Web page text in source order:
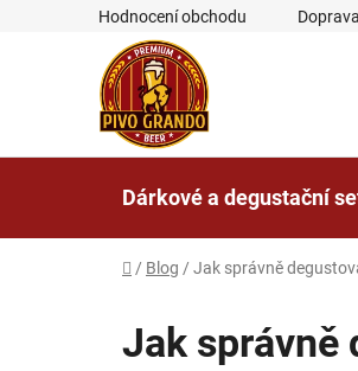
Hodnocení obchodu
Dárkové a degustační
Domů
/ Blog / Jak správně
Jak správně